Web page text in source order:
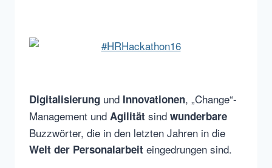
Digitalisierung und Innovationen, „Change“-
Management und Agilität sind wunderbare
Buzzwörter, die in den letzten Jahren in die
Welt der Personalarbeit eingedrungen sind.